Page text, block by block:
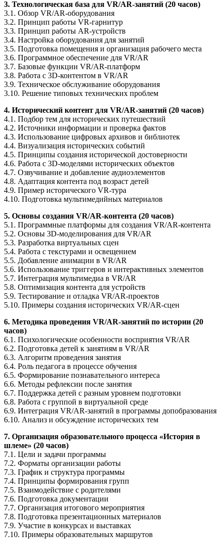
3. Технологическая база для VR/AR-занятий (20 часов)
3.1. Обзор VR/AR-оборудования
3.2. Принцип работы VR-гарнитур
3.3. Принцип работы AR-устройств
3.4. Настройка оборудования для занятий
3.5. Подготовка помещения и организация рабочего места
3.6. Программное обеспечение для VR/AR
3.7. Базовые функции VR/AR-платформ
3.8. Работа с 3D-контентом в VR/AR
3.9. Техническое обслуживание оборудования
3.10. Решение типовых технических проблем
4. Исторический контент для VR/AR-занятий (20 часов)
4.1. Подбор тем для исторических путешествий
4.2. Источники информации и проверка фактов
4.3. Использование цифровых архивов и библиотек
4.4. Визуализация исторических событий
4.5. Принципы создания исторической достоверности
4.6. Работа с 3D-моделями исторических объектов
4.7. Озвучивание и добавление аудиоэлементов
4.8. Адаптация контента под возраст детей
4.9. Пример исторического VR-тура
4.10. Подготовка мультимедийных материалов
5. Основы создания VR/AR-контента (20 часов)
5.1. Программные платформы для создания VR/AR-контента
5.2. Основы 3D-моделирования для VR/AR
5.3. Разработка виртуальных сцен
5.4. Работа с текстурами и освещением
5.5. Добавление анимации в VR/AR
5.6. Использование триггеров и интерактивных элементов
5.7. Интеграция мультимедиа в VR/AR
5.8. Оптимизация контента для устройств
5.9. Тестирование и отладка VR/AR-проектов
5.10. Примеры создания исторических VR/AR-сцен
6. Методика проведения VR/AR-занятий по истории (20
часов)
6.1. Психологические особенности восприятия VR/AR
6.2. Подготовка детей к занятиям в VR/AR
6.3. Алгоритм проведения занятия
6.4. Роль педагога в процессе обучения
6.5. Формирование познавательного интереса
6.6. Методы рефлексии после занятия
6.7. Поддержка детей с разным уровнем подготовки
6.8. Работа с группой в виртуальной среде
6.9. Интеграция VR/AR-занятий в программы допобразования
6.10. Анализ и обсуждение исторических тем
7. Организация образовательного процесса «История в
шлеме» (20 часов)
7.1. Цели и задачи программы
7.2. Форматы организации работы
7.3. График и структура программы
7.4. Принципы формирования групп
7.5. Взаимодействие с родителями
7.6. Подготовка документации
7.7. Организация итогового мероприятия
7.8. Подготовка презентационных материалов
7.9. Участие в конкурсах и выставках
7.10. Примеры образовательных маршрутов